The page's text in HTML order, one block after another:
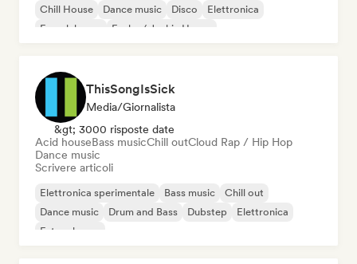
Chill House Dance music Disco
Elettronica
French house
Funky / Jackin House
ThisSongIsSick
Media/Giornalista
&gt; 3000 risposte date
Acid houseBass musicChill outCloud Rap / Hip Hop
Dance music
Scrivere articoli
Elettronica sperimentale Bass music
Chill out
Dance music
Drum and Bass Dubstep
Elettronica
Future house